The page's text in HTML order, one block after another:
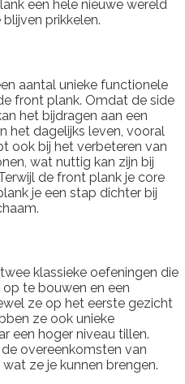
een hele nieuwe wereld
prikkelen.
aantal unieke functionele
front plank. Omdat de side
het bijdragen aan een
het dagelijks leven, vooral
ook bij het verbeteren van
wat nuttig kan zijn bij
de front plank je core
je een stap dichter bij
klassieke oefeningen die
te bouwen en een
ze op het eerste gezicht
ze ook unieke
een hoger niveau tillen.
overeenkomsten van
ze je kunnen brengen.